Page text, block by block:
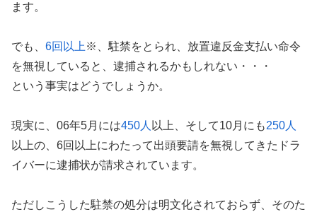
ます。
でも、 6回以上 ※、駐禁をとられ、放置違反金支払い命令
を無視していると、逮捕されるかもしれない・・・
という事実はどうでしょうか。
現実に、06年5月には450人 以上、そして10月にも250人
以上の、6回以上にわたって出頭要請を無視してきたドラ
イバーに逮捕状が請求されています。
ただしこうした駐禁の処分は明文化されておらず、そのた